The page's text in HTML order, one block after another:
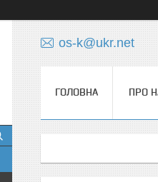
os-k@ukr.net
ГОЛОВНА ПРО